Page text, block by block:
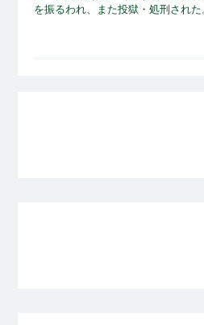
を振るわれ、また投獄・処刑された